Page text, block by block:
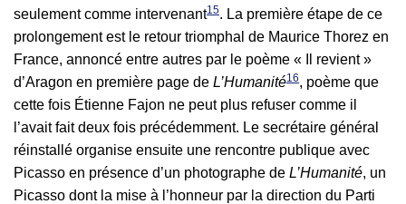
seulement comme intervenant15. La première étape de ce
prolongement est le retour triomphal de Maurice Thorez en
France, annoncé entre autres par le poème « Il revient »
d’Aragon en première page de L’Humanité16, poème que
cette fois Étienne Fajon ne peut plus refuser comme il
l’avait fait deux fois précédemment. Le secrétaire général
réinstallé organise ensuite une rencontre publique avec
Picasso en présence d’un photographe de L’Humanité, un
Picasso dont la mise à l’honneur par la direction du Parti